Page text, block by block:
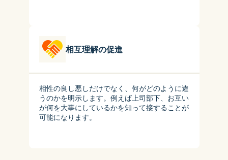
相互理解の促進
相性の良し悪しだけでなく、何がどのように違
うのかを明示します。例えば上司部下、お互い
が何を大事にしているかを知って接することが
可能になります。